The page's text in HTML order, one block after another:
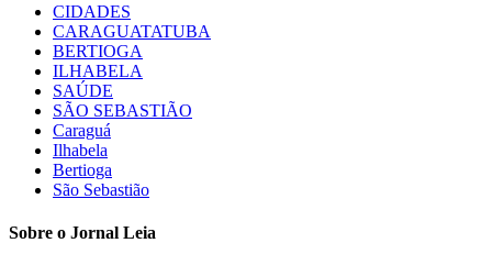
CIDADES
CARAGUATATUBA
BERTIOGA
ILHABELA
SAÚDE
SÃO SEBASTIÃO
Caraguá
Ilhabela
Bertioga
São Sebastião
Sobre o Jornal Leia